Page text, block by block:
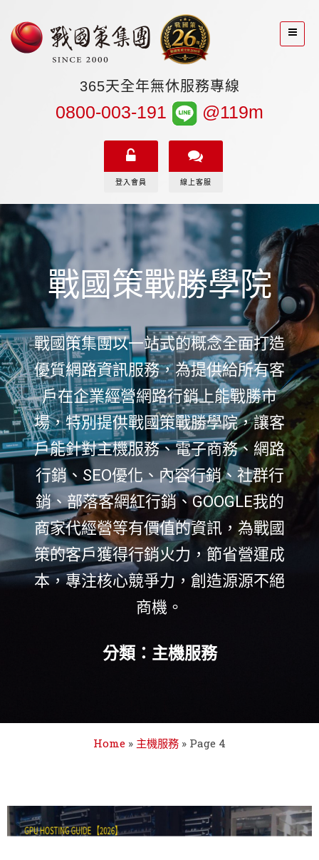
365天全年無休服務專線
0800-003-191 @119m
登入會員 線上客服
戰國策戰勝學院
戰國策集團以一站式的概念全面打造
優質網路資訊服務，為提供給所有客
戶在企業經營網路行銷上能戰勝市
場，特別提供戰國策戰勝學院，讓客
戶能針對主機服務、電子商務、網路
行銷、SEO優化、內容行銷、社群行
銷、部落客網紅行銷、GOOGLE我的
商家代經營等有價值的資訊，為戰國
策的客戶獲得行銷火力，節省營運成
本，專注核心競爭力，創造源源不絕
商機。
分類：主機服務
Home » 主機服務 » Page 4